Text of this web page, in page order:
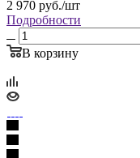
2 970 руб./шт
Подробности
В корзину